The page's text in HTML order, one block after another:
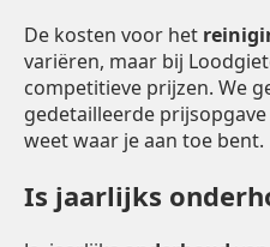
De kosten voor het
variëren, maar bij
competitieve prijzen. We
gedetailleerde
weet waar je aan toe bent.
Is jaarlijks